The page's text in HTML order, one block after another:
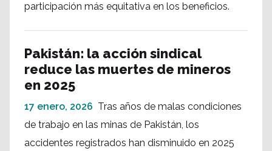
participación más equitativa en los beneficios.
Pakistán: la acción sindical
reduce las muertes de mineros
en 2025
17 enero, 2026 Tras años de malas condiciones
de trabajo en las minas de Pakistán, los
accidentes registrados han disminuido en 2025